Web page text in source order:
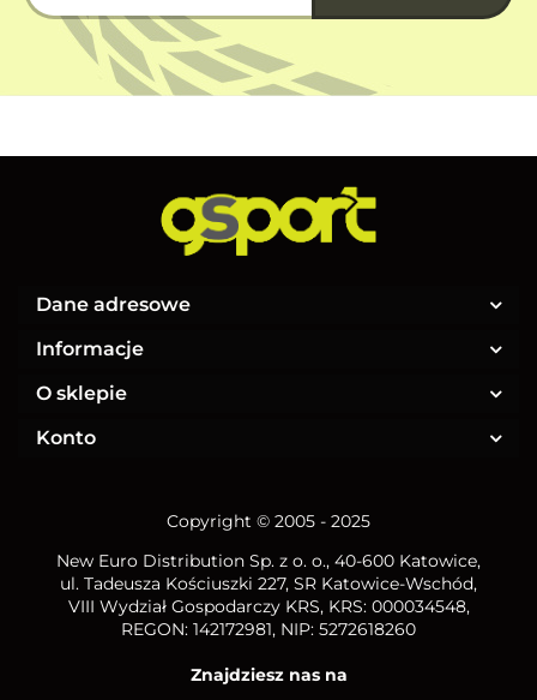
Dane adresowe
Informacje
O sklepie
Konto
Copyright © 2005 - 2025
New Euro Distribution Sp. z o. o., 40-600 Katowice,
ul. Tadeusza Kościuszki 227, SR Katowice-Wschód,
VIII Wydział Gospodarczy KRS, KRS: 000034548,
REGON: 142172981, NIP: 5272618260
Znajdziesz nas na